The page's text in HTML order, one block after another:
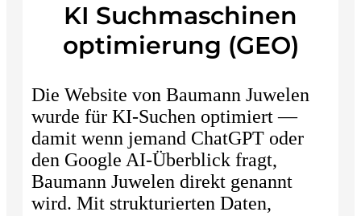
KI Suchmaschinen
optimierung (GEO)
Die Website von Baumann Juwelen
wurde für KI-Suchen optimiert —
damit wenn jemand ChatGPT oder
den Google AI-Überblick fragt,
Baumann Juwelen direkt genannt
wird. Mit strukturierten Daten,